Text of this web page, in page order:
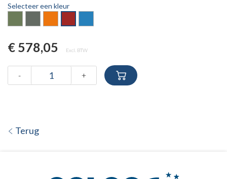
Selecteer een kleur
€ 578,05 Excl. BTW
- +
Terug